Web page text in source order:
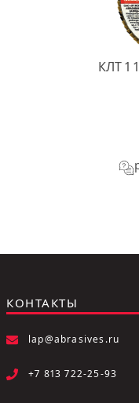
КЛТ 1
КОНТАКТЫ
lap@abrasives.ru
+7 813 722-25-93